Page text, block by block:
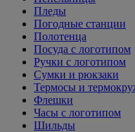
Пледы
Погодные станции
Полотенца
Посуда с логотипом
Ручки с логотипом
Сумки и рюкзаки
Термосы и
Флешки
Часы с логотипом
Шильды